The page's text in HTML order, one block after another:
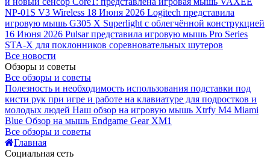
NP-01S V3 Wireless 18 Июня 2026 Logitech представила
игровую мышь G305 X Superlight с облегчённой конструкцией
16 Июня 2026 Pulsar представила игровую мышь Pro Series
STA-X для поклонников соревновательных шутеров
Все новости
Обзоры и советы
Все обзоры и советы
Полезность и необходимость использования подставки под
кисти рук при игре и работе на клавиатуре для подростков и
молодых людей Наш обзор на игровую мышь Xtrfy M4 Miami
Blue Обзор на мышь Endgame Gear XM1
Все обзоры и советы
Главная
Социальная сеть